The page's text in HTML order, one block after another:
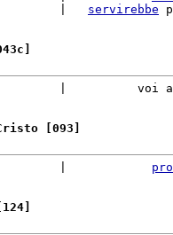
servirebbe
|          voi
[093]